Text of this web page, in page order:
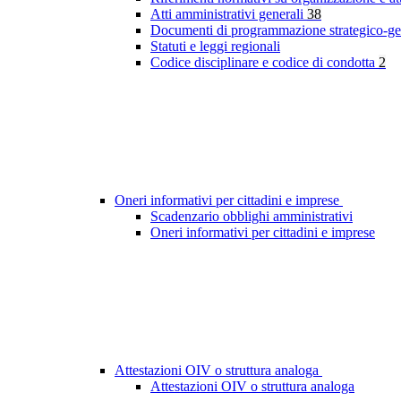
Atti amministrativi generali 38
Documenti di programmazione strategico-
Statuti e leggi regionali
Codice disciplinare e codice di condotta 2
Oneri informativi per cittadini e imprese
Scadenzario obblighi amministrativi
Oneri informativi per cittadini e imprese
Attestazioni OIV o struttura analoga
Attestazioni OIV o struttura analoga